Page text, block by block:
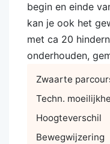
begin en einde
kan je ook het
met ca 20
onderhouden,
Zwaarte
Techn.
Hoogteverschil
Bewegwijzering